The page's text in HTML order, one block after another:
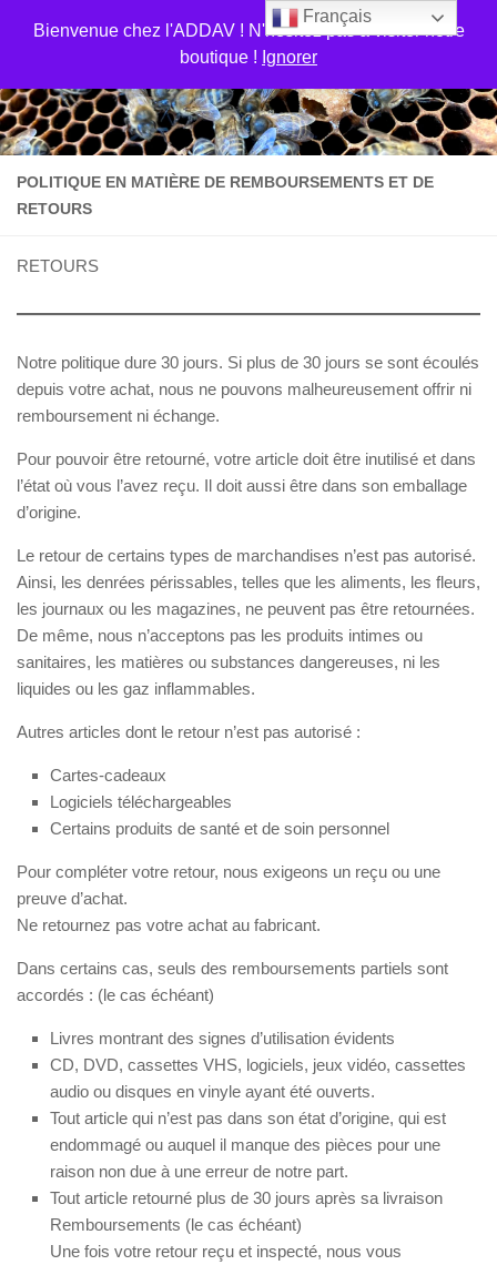
Bienvenue chez l'ADDAV ! N'hésitez pas a visiter notre
boutique ! Ignorer
Skip to content
POLITIQUE EN MATIÈRE DE REMBOURSEMENTS ET DE
RETOURS
RETOURS
Notre politique dure 30 jours. Si plus de 30 jours se sont écoulés
depuis votre achat, nous ne pouvons malheureusement offrir ni
remboursement ni échange.
Pour pouvoir être retourné, votre article doit être inutilisé et dans
l’état où vous l’avez reçu. Il doit aussi être dans son emballage
d’origine.
Le retour de certains types de marchandises n’est pas autorisé.
Ainsi, les denrées périssables, telles que les aliments, les fleurs,
les journaux ou les magazines, ne peuvent pas être retournées.
De même, nous n’acceptons pas les produits intimes ou
sanitaires, les matières ou substances dangereuses, ni les
liquides ou les gaz inflammables.
Autres articles dont le retour n’est pas autorisé :
Cartes-cadeaux
Logiciels téléchargeables
Certains produits de santé et de soin personnel
Pour compléter votre retour, nous exigeons un reçu ou une
preuve d’achat.
Ne retournez pas votre achat au fabricant.
Dans certains cas, seuls des remboursements partiels sont
accordés : (le cas échéant)
Livres montrant des signes d’utilisation évidents
CD, DVD, cassettes VHS, logiciels, jeux vidéo, cassettes
audio ou disques en vinyle ayant été ouverts.
Tout article qui n’est pas dans son état d’origine, qui est
endommagé ou auquel il manque des pièces pour une
raison non due à une erreur de notre part.
Tout article retourné plus de 30 jours après sa livraison
Remboursements (le cas échéant)
Une fois votre retour reçu et inspecté, nous vous
Français